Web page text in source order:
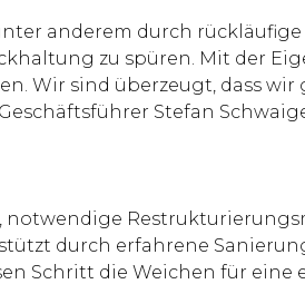
anderem durch
zu spüren. Mit der
Wir sind überzeugt, dass
Stefan
durch erfahrene
Schritt die Weichen für